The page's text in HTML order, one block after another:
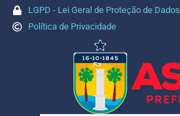
LGPD - Lei Geral de Proteção de Dados
Política de Privacidade